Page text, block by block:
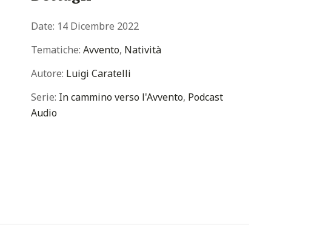
Date: 14 Dicembre 2022
Tematiche: Avvento, Natività
Autore: Luigi Caratelli
Serie: In cammino verso l'Avvento, Podcast
Audio